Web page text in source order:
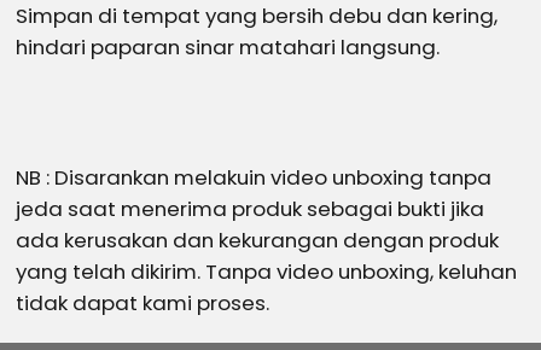
Simpan di tempat yang bersih debu dan kering,
hindari paparan sinar matahari langsung.
NB : Disarankan melakuin video unboxing tanpa
jeda saat menerima produk sebagai bukti jika
ada kerusakan dan kekurangan dengan produk
yang telah dikirim. Tanpa video unboxing, keluhan
tidak dapat kami proses.